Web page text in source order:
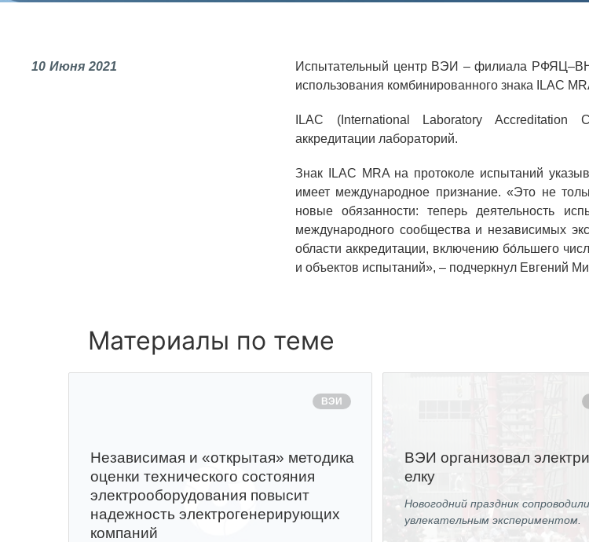
Интеллектуальная
ЯТЦ»
Зимняя школа по физике
плотностей энергий
Молодежная научно-
конференция
Развитие»
ВЫСТАВКИ
СФТИ НИЯУ МИФИ
Спецкафедра УРФУ
Школа молодого специалиста
10 Июня 2021
Испытательный центр ВЭИ – филиала
использования комбинированного знака ILAC
ILAC (International Laboratory Accreditation
аккредитации лабораторий.
Знак ILAC MRA на протоколе испытаний
имеет международное признание. «Это не
новые обязанности: теперь деятельность
международного сообщества и независимых
области аккредитации, включению бо́льшего
и объектов испытаний», – подчеркнул Евгений
Материалы по теме
ВЭИ
Независимая и «открытая» методика
оценки технического состояния
электрооборудования повысит
надежность электрогенерирующих
компаний
ВЭИ организовал
елку
Новогодний праздник сопроводили
увлекательным экспериментом.